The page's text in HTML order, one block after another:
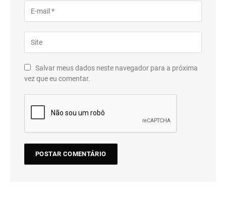
Salvar meus dados neste navegador para a próxima
vez que eu comentar.